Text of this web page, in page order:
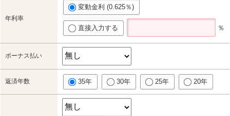
年利率
変動金利 (0.625％)
直接入力する ％
ボーナス払い
返済年数 35年 30年 25年 20年